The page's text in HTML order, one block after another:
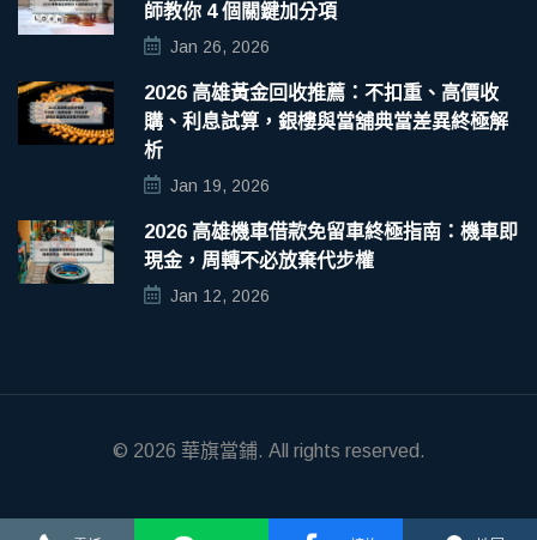
師教你 4 個關鍵加分項
Jan 26, 2026
2026 高雄黃金回收推薦：不扣重、高價收
購、利息試算，銀樓與當舖典當差異終極解
析
Jan 19, 2026
2026 高雄機車借款免留車終極指南：機車即
現金，周轉不必放棄代步權
Jan 12, 2026
© 2026 華旗當鋪. All rights reserved.